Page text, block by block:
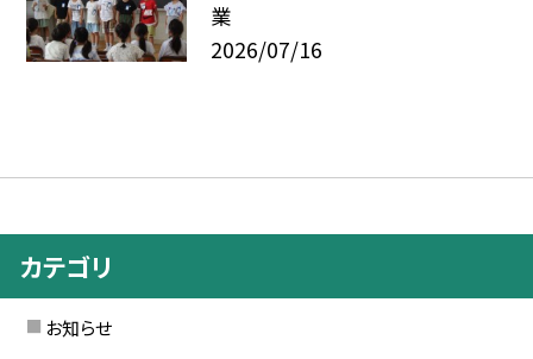
業
2026/07/16
カテゴリ
お知らせ